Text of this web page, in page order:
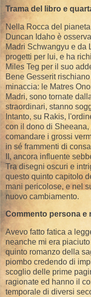
Trama del libro e
Nella Rocca del
Duncan Idaho è
Madri Schwangyu e da
progetti per lui, e ha
Miles Teg per il suo
Bene Gesserit
minaccia: le Matres
Madri, sono tornate
straordinari, stanno
Intanto, su Rakis,
con il dono di
comandare i grossi
in sé frammenti di
II, ancora influente
Tra disegni oscuri e
questo quinto capitolo
mani pericolose, e nel
nuovo cambiamento.
Commento persona e
Avevo fatto fatica a
neanche mi era
quinto romanzo della
piombo credendo di
scoglio delle prime
ragionate ed hanno il
temporale di diversi